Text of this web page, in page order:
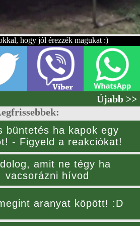
hogy jól érezzék magukat :)
Újabb >>
büntetés ha kapok egy
- Figyeld a reakciókat!
amit ne tégy ha
vacsorázni hívod
aranyat köpött! :D